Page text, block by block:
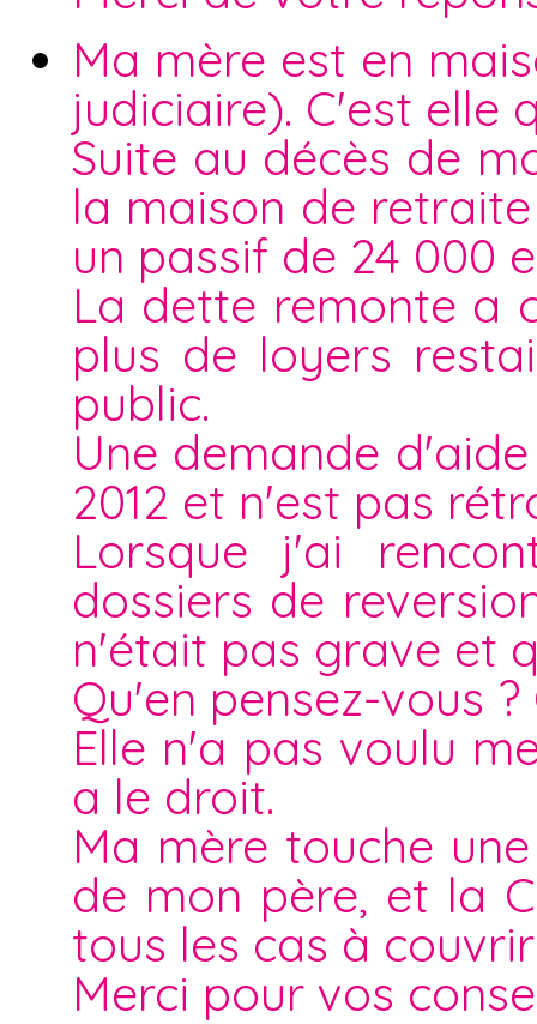
Ma mère est en
judiciaire). C'est elle
Suite au décès de
la maison de
un passif de 24 000
La dette remonte a
plus de loyers
public.
Une demande
2012 et n'est pas
Lorsque j'ai
dossiers de
n'était pas grave et
Qu'en pensez-vous
Elle n'a pas voulu
a le droit.
Ma mère touche
de mon père, et la
tous les cas à
Merci pour vos